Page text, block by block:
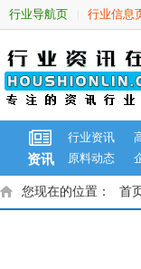
行业导航页 行业信息
资讯
行业资讯
原料动态
您现在的位置： 首